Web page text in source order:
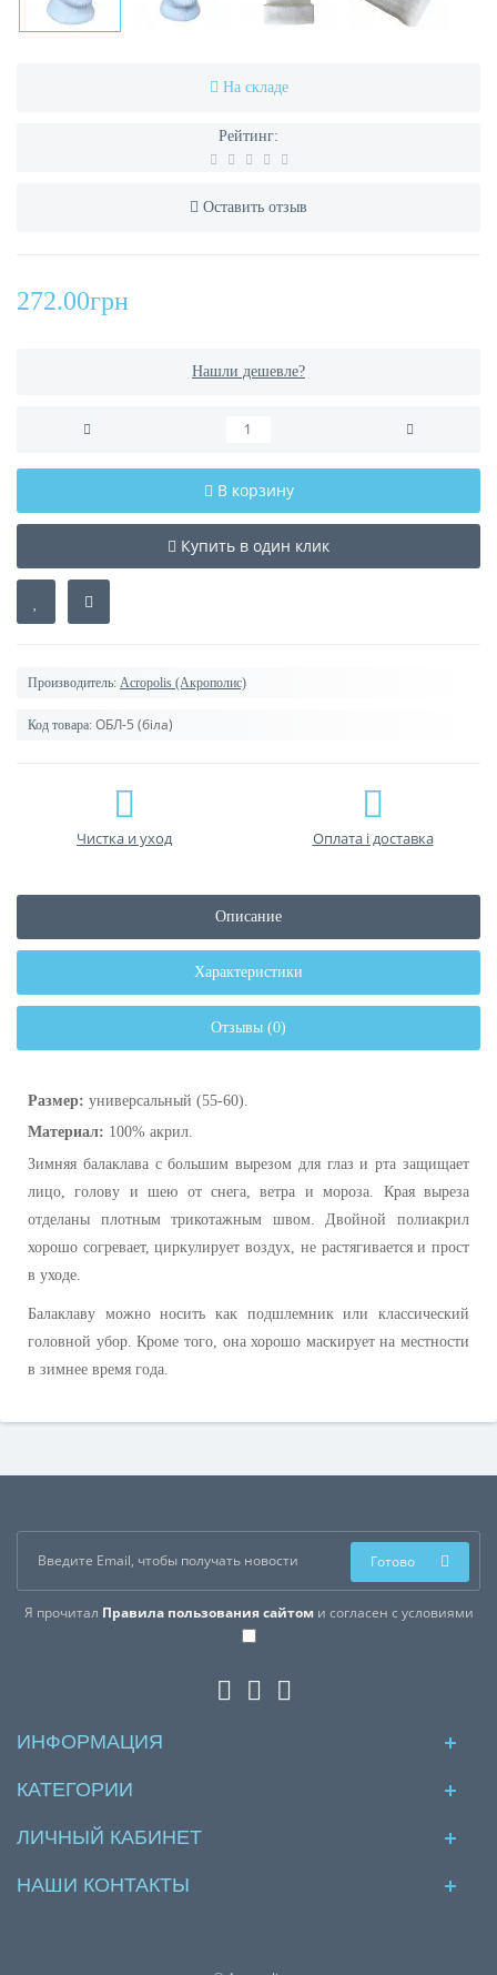
На складе
Рейтинг:
Оставить отзыв
272.00грн
Нашли дешевле?
В корзину
Купить в один клик
Производитель: Acropolis (Акрополис)
Код товара: ОБЛ-5 (біла)
Чистка и уход Оплата і доставка
Описание
Характеристики
Отзывы (0)
Размер: универсальный (55-60).
Материал: 100% акрил.
Зимняя балаклава с большим вырезом для глаз и рта защищает
лицо, голову и шею от снега, ветра и мороза. Края выреза
отделаны плотным трикотажным швом. Двойной полиакрил
хорошо согревает, циркулирует воздух, не растягивается и прост
в уходе.
Балаклаву можно носить как подшлемник или классический
головной убор. Кроме того, она хорошо маскирует на местности
в зимнее время года.
Я прочитал Правила пользования сайтоми согласен с условиями
Готово
ИНФОРМАЦИЯ
КАТЕГОРИИ
ЛИЧНЫЙ КАБИНЕТ
НАШИ КОНТАКТЫ